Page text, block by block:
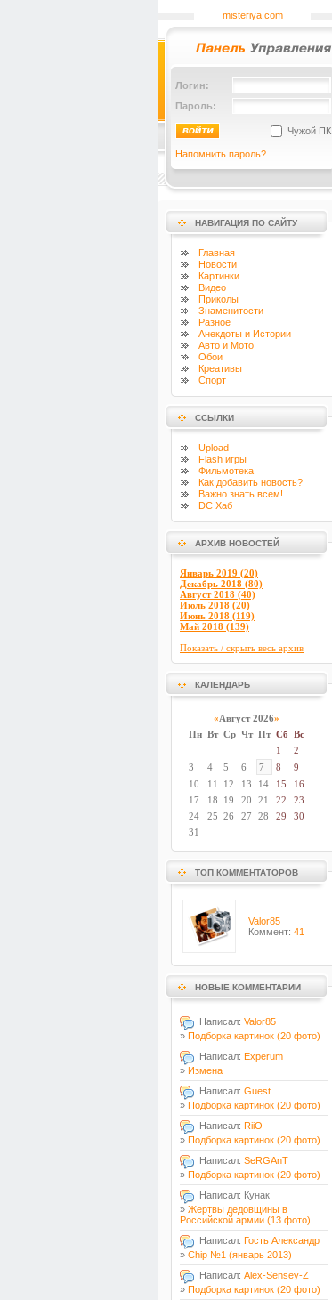
misteriya.com
Логин:
Пароль:
Чужой ПК
Напомнить пароль?
НАВИГАЦИЯ ПО САЙТУ
Главная
Новости
Картинки
Видео
Приколы
Знаменитости
Разное
Анекдоты и Истории
Авто и Мото
Обои
Креативы
Спорт
ССЫЛКИ
Upload
Flash игры
Фильмотека
Как добавить новость?
Важно знать всем!
DC Хаб
АРХИВ НОВОСТЕЙ
Январь 2019 (20)
Декабрь 2018 (80)
Август 2018 (40)
Июль 2018 (20)
Июнь 2018 (119)
Май 2018 (139)
Показать / скрыть весь архив
КАЛЕНДАРЬ
«Август 2026»
Пн Вт Ср Чт Пт Сб Вс
1
2
3
4 5 6 7 8
9
10
11 12 13 14 15
16
17
18 19 20 21 22
23
24
25 26 27 28 29
30
31
ТОП КОММЕНТАТОРОВ
Valor85
Коммент: 41
НОВЫЕ КОММЕНТАРИИ
Написал: Valor85
» Подборка картинок (20 фото)
Написал: Experum
» Измена
Написал: Guest
» Подборка картинок (20 фото)
Написал: RiiO
» Подборка картинок (20 фото)
Написал: SeRGAnT
» Подборка картинок (20 фото)
Написал: Кунак
» Жертвы дедовщины в
Российской армии (13 фото)
Написал: Гость Александр
» Chip №1 (январь 2013)
Написал: Alex-Sensey-Z
» Подборка картинок (20 фото)